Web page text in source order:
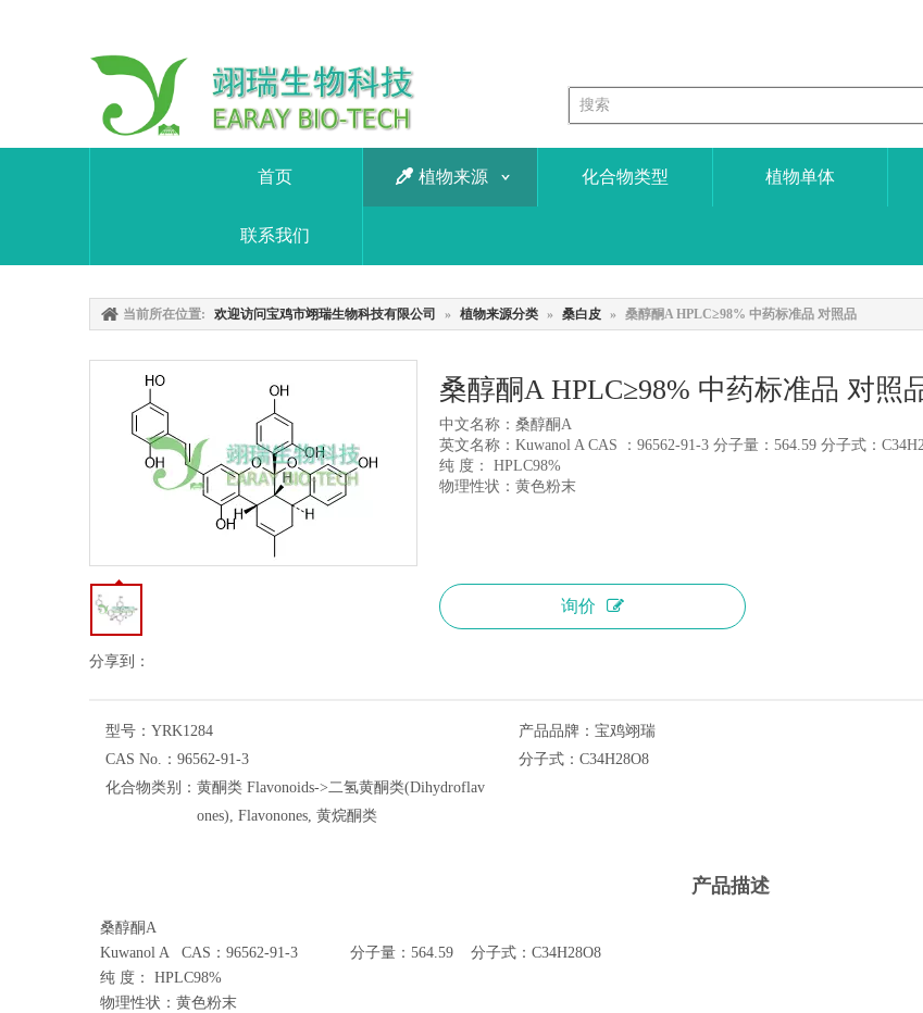
首页 植物来源 化合物类型 植物单体
联系我们
当前所在位置: 欢迎访问宝鸡市翊瑞生物科技有限公司 » 植物来源分类 » 桑白皮 » 桑醇酮A HPLC≥98% 中药标准品 对照品
分享到：
桑醇酮A HPLC≥98% 中药标准品 对照
中文名称：桑醇酮A
英文名称：Kuwanol A CAS ：96562-91-3 分子量：564.59 分子式：
纯 度： HPLC98%
物理性状：黄色粉末
询价
型号： YRK1284 产品品牌： 宝鸡翊瑞
CAS No.： 96562-91-3 分子式： C34H28O8
化合物类别： 黄酮类 Flavonoids->二氢黄酮类(Dihydroflav
ones), Flavonones, 黄烷酮类
产品描述
桑醇酮A
Kuwanol A CAS： 96562-91-3 分子量：564.59 分子式：C34H28O8
纯 度：
HPLC98%
物理性状：黄色粉末